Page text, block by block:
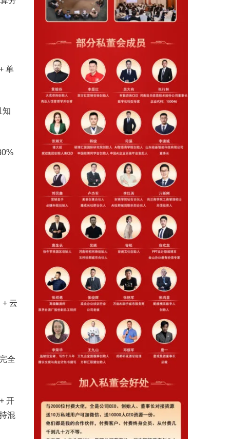
单
知
+ 云
全
开
混